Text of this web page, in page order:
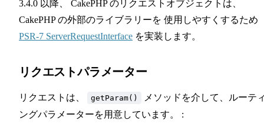
3.4.0 以降、 CakePHP のリクエストオブジェクトは、
CakePHP の外部のライブラリーを 使用しやすくするため
PSR-7 ServerRequestInterface を実装します。
リクエストパラメーター
リクエストは、 getParam()
メソッドを介して、ルーテ
ングパラメーターを用意しています。 :